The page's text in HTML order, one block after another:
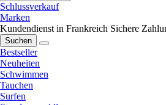
Schlussverkauf
Marken
Kundendienst in Frankreich Sichere
Suchen
Bestseller
Neuheiten
Schwimmen
Tauchen
Surfen